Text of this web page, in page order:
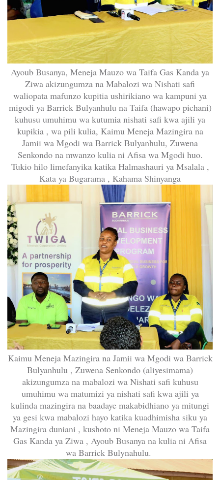
Ayoub Busanya, Meneja Mauzo wa Taifa Gas Kanda ya
Ziwa akizungumza na Mabalozi wa Nishati safi
waliopata mafunzo kupitia ushirikiano wa kampuni ya
migodi ya Barrick Bulyanhulu na Taifa (hawapo pichani)
kuhusu umuhimu wa kutumia nishati safi kwa ajili ya
kupikia , wa pili kulia, Kaimu Meneja Mazingira na
Jamii wa Mgodi wa Barrick Bulyanhulu, Zuwena
Senkondo na mwanzo kulia ni Afisa wa Mgodi huo.
Tukio hilo limefanyika katika Halmashauri ya Msalala ,
Kata ya Bugarama , Kahama Shinyanga
Kaimu Meneja Mazingira na Jamii wa Mgodi wa Barrick
Bulyanhulu , Zuwena Senkondo (aliyesimama)
akizungumza na mabalozi wa Nishati safi kuhusu
umuhimu wa matumizi ya nishati safi kwa ajili ya
kulinda mazingira na baadaye makabidhiano ya mitungi
ya gesi kwa mabalozi hayo katika kuadhimisha siku ya
Mazingira duniani , kushoto ni Meneja Mauzo wa Taifa
Gas Kanda ya Ziwa , Ayoub Busanya na kulia ni Afisa
wa Barrick Bulynahulu.